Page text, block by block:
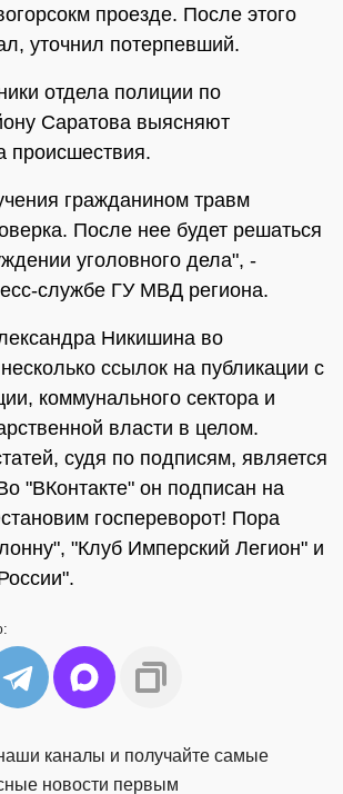
проезде. После этого
уточнил потерпевший.
отдела полиции по
Саратова выясняют
происшествия.
гражданином травм
После нее будет решаться
уголовного дела", -
службе ГУ МВД региона.
Никишина во
ссылок на публикации с
коммунального сектора и
власти в целом.
судя по подписям, является
"ВКонтакте" он подписан на
госпереворот! Пора
"Клуб Имперский Легион" и
каналы и получайте самые
новости первым